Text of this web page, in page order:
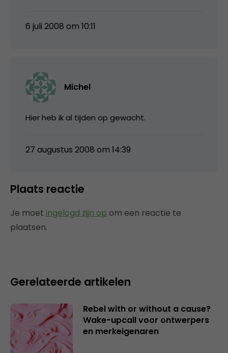
6 juli 2008 om 10:11
Michel
Hier heb ik al tijden op gewacht.
27 augustus 2008 om 14:39
Plaats reactie
Je moet ingelogd zijn op om een reactie te
plaatsen.
Gerelateerde artikelen
Rebel with or without a cause?
Wake-upcall voor ontwerpers
en merkeigenaren